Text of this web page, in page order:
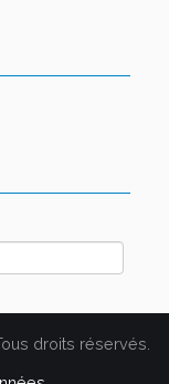
droits réservés.